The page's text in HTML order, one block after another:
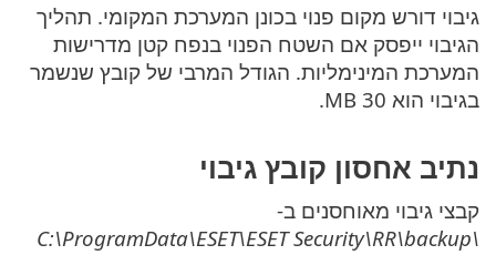
גיבוי דורש מקום פנוי בכונן המערכת המקומי. תהליך
הגיבוי ייפסק אם השטח הפנוי בנפח קטן מדרישות
המערכת המינימליות. הגודל המרבי של קובץ שנשמר
בגיבוי הוא 30 MB.
נתיב אחסון קובץ גיבוי
קבצי גיבוי מאוחסנים ב-
C:\ProgramData\ESET\ESET Security\RR\backup\